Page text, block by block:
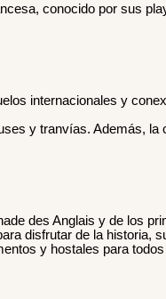
conocido por sus
internacionales y
y tranvías. Además,
des Anglais y de los
disfrutar de la historia,
y hostales para